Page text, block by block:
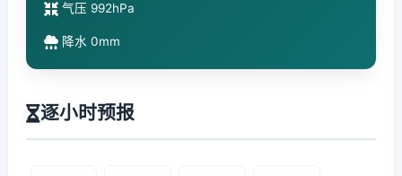
气压 992hPa
降水 0mm
逐小时预报